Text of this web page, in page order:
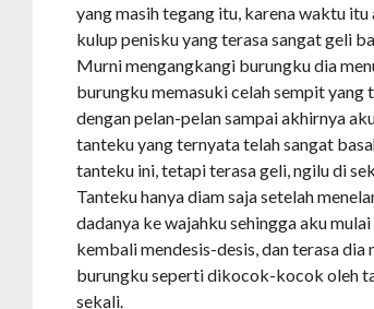
yang masih tegang itu, karena waktu
kulup penisku yang terasa sangat geli
Murni mengangkangi burungku dia
burungku memasuki celah sempit
dengan pelan-pelan sampai akhirnya
tanteku yang ternyata telah sangat
tanteku ini, tetapi terasa geli, ngilu di
Tanteku hanya diam saja setelah
dadanya ke wajahku sehingga aku
kembali mendesis-desis, dan terasa
burungku seperti dikocok-kocok oleh
sekali.